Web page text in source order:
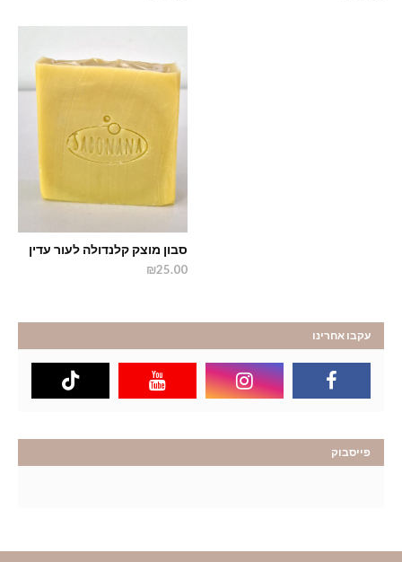
סבון מוצק קלנדולה לעור עדין
₪25.00
עקבו אחרינו
פייסבוק